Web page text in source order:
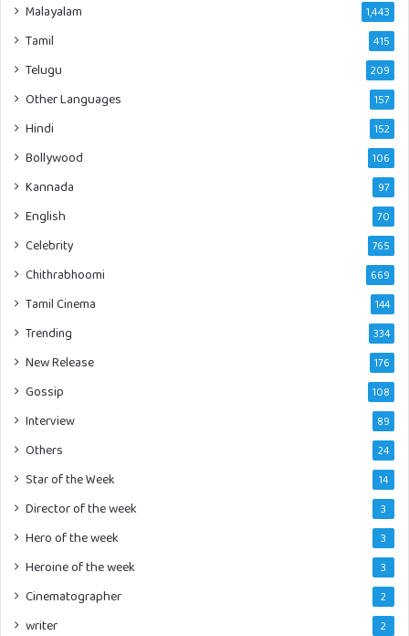
Malayalam 1,443
Tamil 415
Telugu 209
Other Languages 157
Hindi 152
Bollywood 106
Kannada 97
English 70
Celebrity 765
Chithrabhoomi 669
Tamil Cinema 144
Trending 334
New Release 176
Gossip 108
Interview 89
Others 24
Star of the Week 14
Director of the week 3
Hero of the week 3
Heroine of the week 3
Cinematographer 2
writer 2